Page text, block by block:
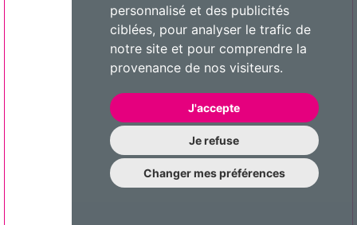
personnalisé et des publicités
ciblées, pour analyser le trafic de
notre site et pour comprendre la
provenance de nos visiteurs.
J'accepte
Je refuse
Changer mes préférences